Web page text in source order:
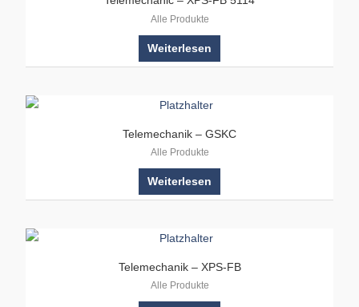
Alle Produkte
Weiterlesen
Telemechanik – GSKC
Alle Produkte
Weiterlesen
Telemechanik – XPS-FB
Alle Produkte